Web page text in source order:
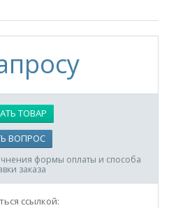
ТОВАР
ВОПРОС
формы оплаты и способа
заказа
ссылкой: